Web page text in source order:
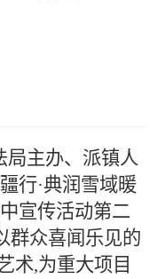
局主办、派镇人
行·典润雪域暖
宣传活动第二
群众喜闻乐见的
术,为重大项目